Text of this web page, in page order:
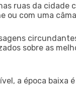
ruas da
com uma
sobre as
a época